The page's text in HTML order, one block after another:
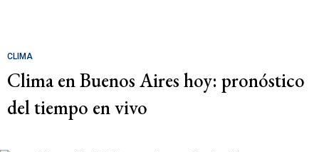
CLIMA
Clima en Buenos Aires hoy: pronóstico
del tiempo en vivo